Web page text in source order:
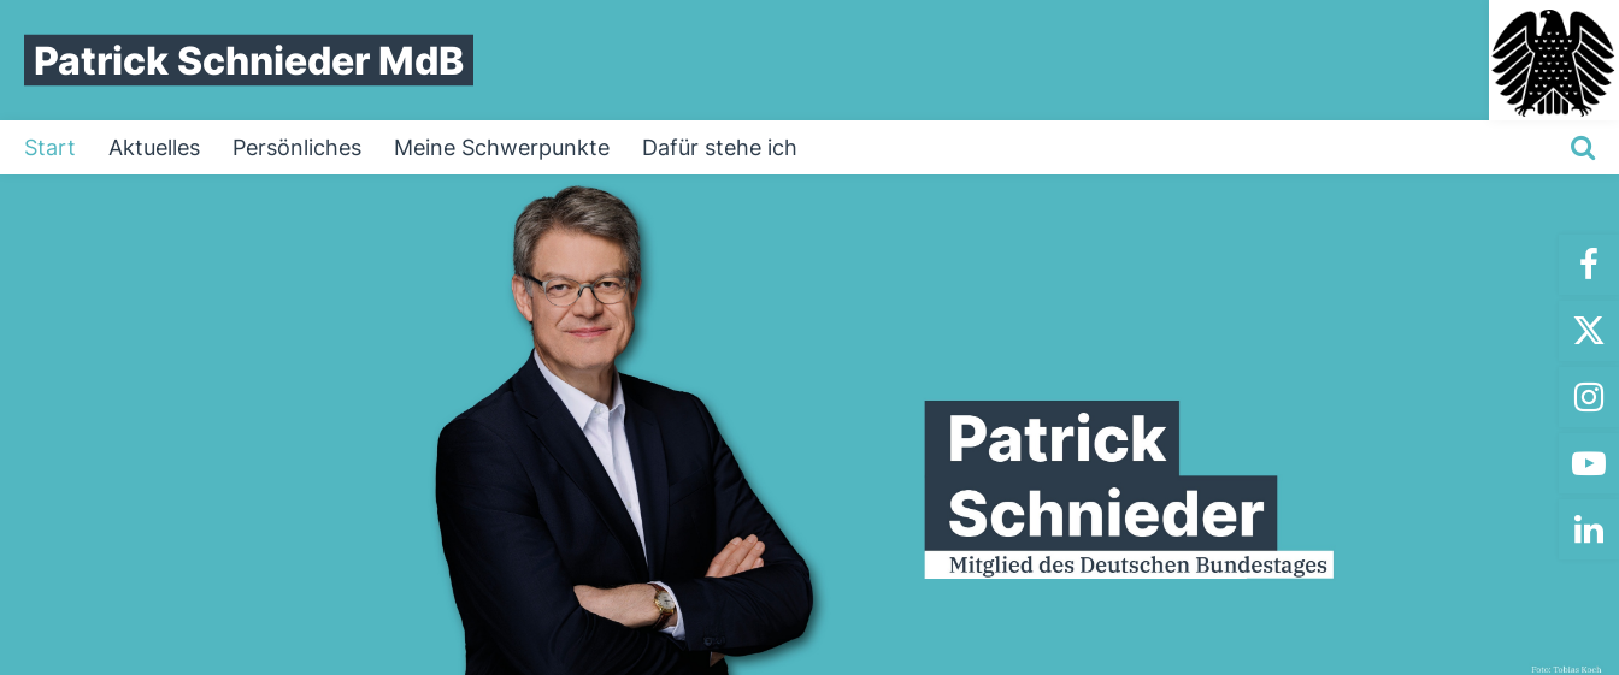
Patrick Schnieder MdB
Start Aktuelles Persönliches Meine Schwerpunkte Dafür stehe ich